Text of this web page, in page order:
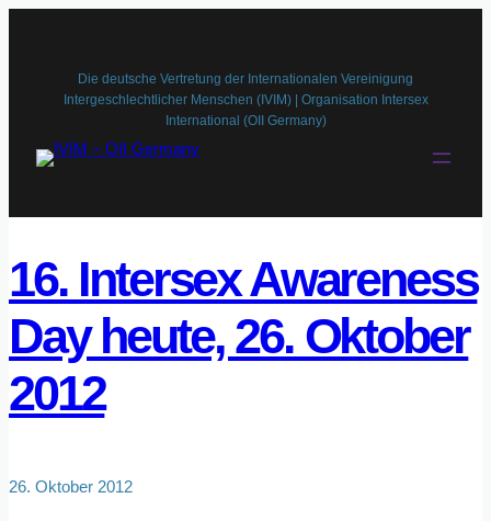
Die deutsche Vertretung der Internationalen Vereinigung
Intergeschlechtlicher Menschen (IVIM) | Organisation Intersex
International (OII Germany)
16. Intersex Awareness
Day heute, 26. Oktober
2012
26. Oktober 2012